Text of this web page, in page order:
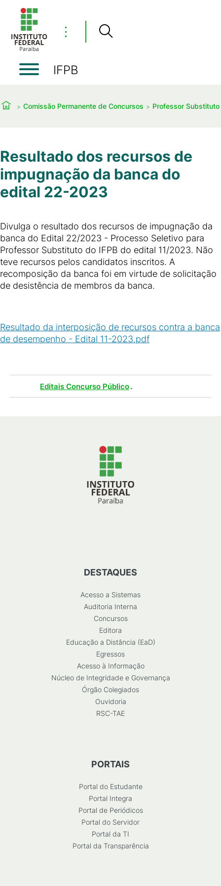
⋮
IFPB
Comissão Permanente de Concursos Professor Substituto
Resultado dos recursos de
impugnação da banca do
edital 22-2023
Divulga o resultado dos recursos de impugnação da
banca do Edital 22/2023 - Processo Seletivo para
Professor Substituto do IFPB do edital 11/2023. Não
teve recursos pelos candidatos inscritos. A
recomposição da banca foi em virtude de solicitação
de desistência de membros da banca.
Resultado da interposição de recursos contra a banca
de desempenho - Edital 11-2023.pdf
Editais Concurso Público.
DESTAQUES
Acesso a Sistemas
Auditoria Interna
Concursos
Editora
Educação a Distância (EaD)
Egressos
Acesso à Informação
Núcleo de Integridade e Governança
Órgão Colegiados
Ouvidoria
RSC-TAE
PORTAIS
Portal do Estudante
Portal Integra
Portal de Periódicos
Portal do Servidor
Portal da TI
Portal da Transparência